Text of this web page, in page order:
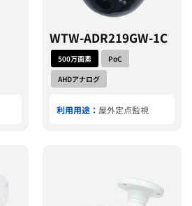
WTW-ADR219GW-1C
500万画素
PoC
AHDアナログ
利用用途： 屋外定点監視